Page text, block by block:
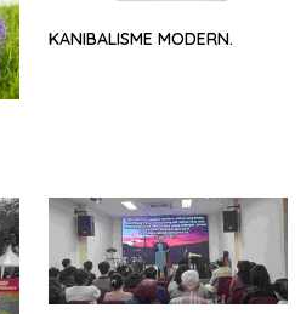
KANIBALISME MODERN.